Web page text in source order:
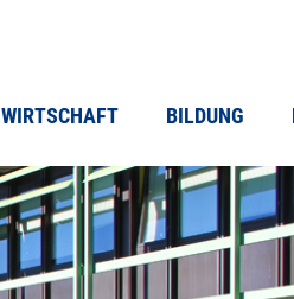
WIRTSCHAFT BILDUNG